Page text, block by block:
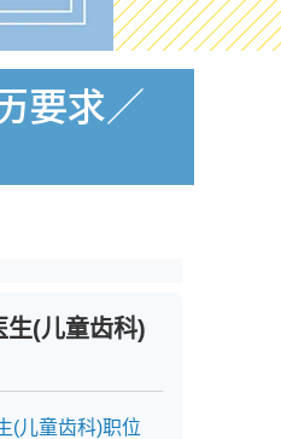
要求／
生(儿童齿科)
(儿童齿科)职位